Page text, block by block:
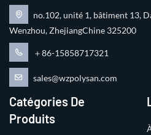
no.102, unité 1, bâtiment 13,
Wenzhou, ZhejiangChine 325200
＋86-15858717321
sales@wzpolysan.com
Catégories De
Produits